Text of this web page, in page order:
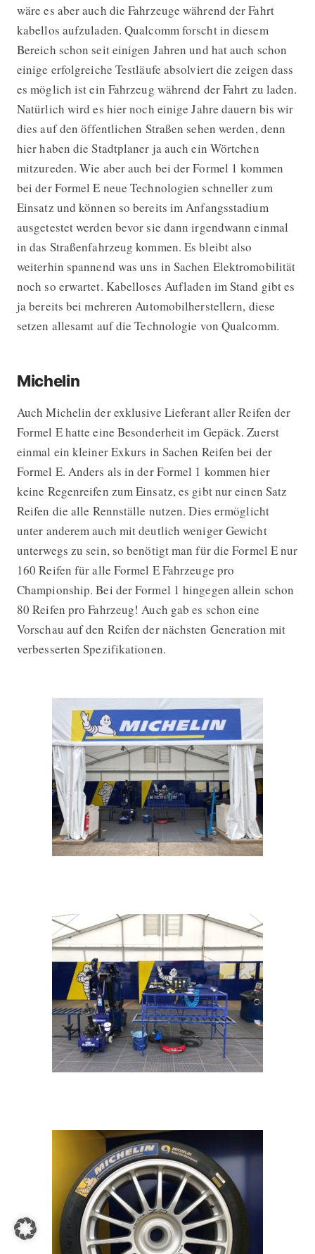
wäre es aber auch die Fahrzeuge während der Fahrt
kabellos aufzuladen. Qualcomm forscht in diesem
Bereich schon seit einigen Jahren und hat auch schon
einige erfolgreiche Testläufe absolviert die zeigen dass
es möglich ist ein Fahrzeug während der Fahrt zu laden.
Natürlich wird es hier noch einige Jahre dauern bis wir
dies auf den öffentlichen Straßen sehen werden, denn
hier haben die Stadtplaner ja auch ein Wörtchen
mitzureden. Wie aber auch bei der Formel 1 kommen
bei der Formel E neue Technologien schneller zum
Einsatz und können so bereits im Anfangsstadium
ausgetestet werden bevor sie dann irgendwann einmal
in das Straßenfahrzeug kommen. Es bleibt also
weiterhin spannend was uns in Sachen Elektromobilität
noch so erwartet. Kabelloses Aufladen im Stand gibt es
ja bereits bei mehreren Automobilherstellern, diese
setzen allesamt auf die Technologie von Qualcomm.
Michelin
Auch Michelin der exklusive Lieferant aller Reifen der
Formel E hatte eine Besonderheit im Gepäck. Zuerst
einmal ein kleiner Exkurs in Sachen Reifen bei der
Formel E. Anders als in der Formel 1 kommen hier
keine Regenreifen zum Einsatz, es gibt nur einen Satz
Reifen die alle Rennställe nutzen. Dies ermöglicht
unter anderem auch mit deutlich weniger Gewicht
unterwegs zu sein, so benötigt man für die Formel E nur
160 Reifen für alle Formel E Fahrzeuge pro
Championship. Bei der Formel 1 hingegen allein schon
80 Reifen pro Fahrzeug! Auch gab es schon eine
Vorschau auf den Reifen der nächsten Generation mit
verbesserten Spezifikationen.